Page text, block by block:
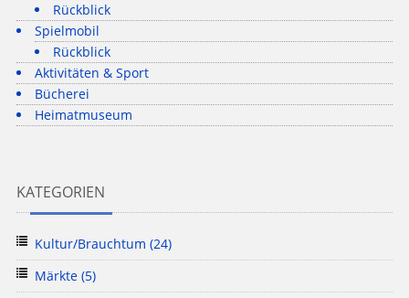
Rückblick
Spielmobil
Rückblick
Aktivitäten & Sport
Bücherei
Heimatmuseum
KATEGORIEN
Kultur/Brauchtum (24)
Märkte (5)